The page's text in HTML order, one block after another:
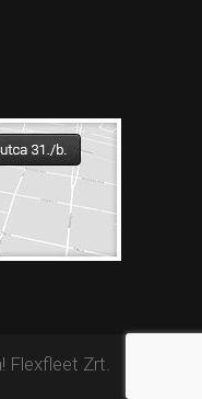
Flexfleet Zrt.